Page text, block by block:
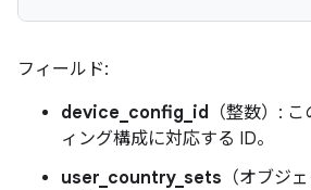
フィールド:
device_config_id （整数）:
ィング構成に対応する ID。
user_country_sets （オブジ